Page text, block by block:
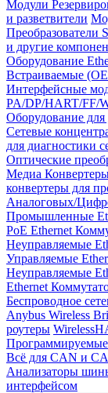
Модули
и разветвители
Преобразователи
и другие
Оборудование
Встраиваемые
Интерфейсные
PA/DP/HART/FF/
Оборудование
Сетевые
для диагностики
Оптические
Медиа
конвертеры для
Аналоговых/
Промышленные
PoE Ethernet
Неуправляемые
Управляемые
Неуправляемые
Ethernet
Беспроводное
Anybus Wireless
роутеры
Всё для CAN и
Анализаторы
интерфейсом